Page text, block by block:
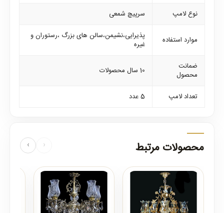
نوع لامپ
سرپیچ شمعی
موارد استفاده
پذیرایی،نشیمن،سالن های بزرگ ،رستوران و
غیره
ضمانت
محصول
10 سال محصولات
تعداد لامپ 5 عدد
محصولات مرتبط ‹
›